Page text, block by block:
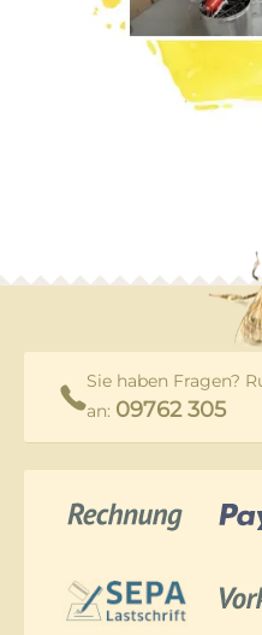
Sie haben Fragen?
an: 09762 305